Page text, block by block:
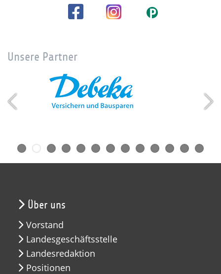
Unsere Partner
Über uns
Vorstand
Landesgeschäftsstelle
Landesredaktion
Positionen